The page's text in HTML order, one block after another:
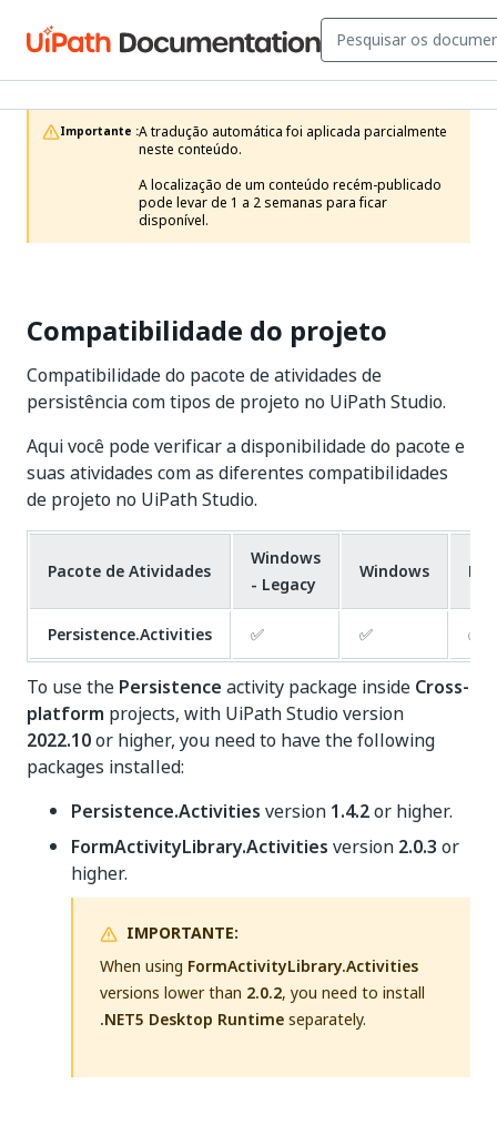
Importante :A tradução automática foi aplicada parcialmente
neste conteúdo.
A localização de um conteúdo recém-publicado
pode levar de 1 a 2 semanas para ficar
disponível.
Compatibilidade do projeto
Compatibilidade do pacote de atividades de
persistência com tipos de projeto no UiPath Studio.
Aqui você pode verificar a disponibilidade do pacote e
suas atividades com as diferentes compatibilidades
de projeto no UiPath Studio.
Pacote de Atividades
Windows
- Legacy
Windows
Persistence.Activities ✅ ✅ ✅
To use the Persistence activity package inside Cross-
platform projects, with UiPath Studio version
2022.10or higher, you need to have the following
packages installed:
Persistence.Activities version 1.4.2or higher.
FormActivityLibrary.Activities version 2.0.3 or
higher.
IMPORTANTE:
When using FormActivityLibrary.Activities
versions lower than 2.0.2, you need to install
.NET5 Desktop Runtimeseparately.